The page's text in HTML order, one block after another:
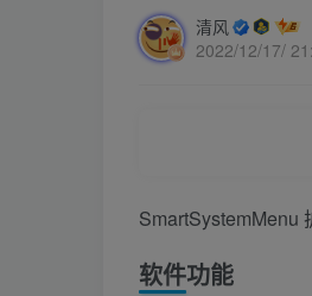
清风
2022/12/17/
SmartSystemMenu
软件功能